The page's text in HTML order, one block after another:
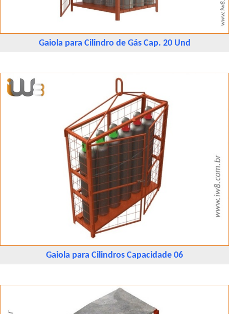
Gaiola para Cilindro de Gás Cap. 20 Und
Gaiola para Cilindros Capacidade 06